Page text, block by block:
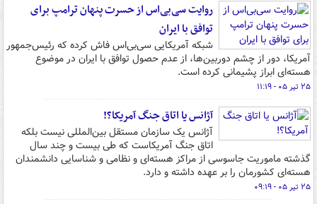
روایت سی‌بی‌اس از حسرت پنهان ترامپ برای
توافق با ایران
شبکه آمریکایی سی‌بی‌اس فاش کرده که رئیس‌جمهور
آمریکا، دور از چشم دوربین‌ها، از عدم حصول توافق با ایران در موضوع
هسته‌ای ابراز پشیمانی کرده است.
۲۵ تیر ۰۵ - ۱۱:۱۹
آژانس یا اتاق جنگ آمریکا؟!
آژانس یک سازمان مستقل بین‌المللی نیست بلکه
اتاق جنگ آمریکاست که طی بیست و چند سال
گذشته ماموریت جاسوسی از مراکز هسته‌ای و نظامی و شناسایی دانشمندان
هسته‌ای کشورمان را بر عهده داشته و دارد.
۲۵ تیر ۰۵ - ۰۹:۱۹